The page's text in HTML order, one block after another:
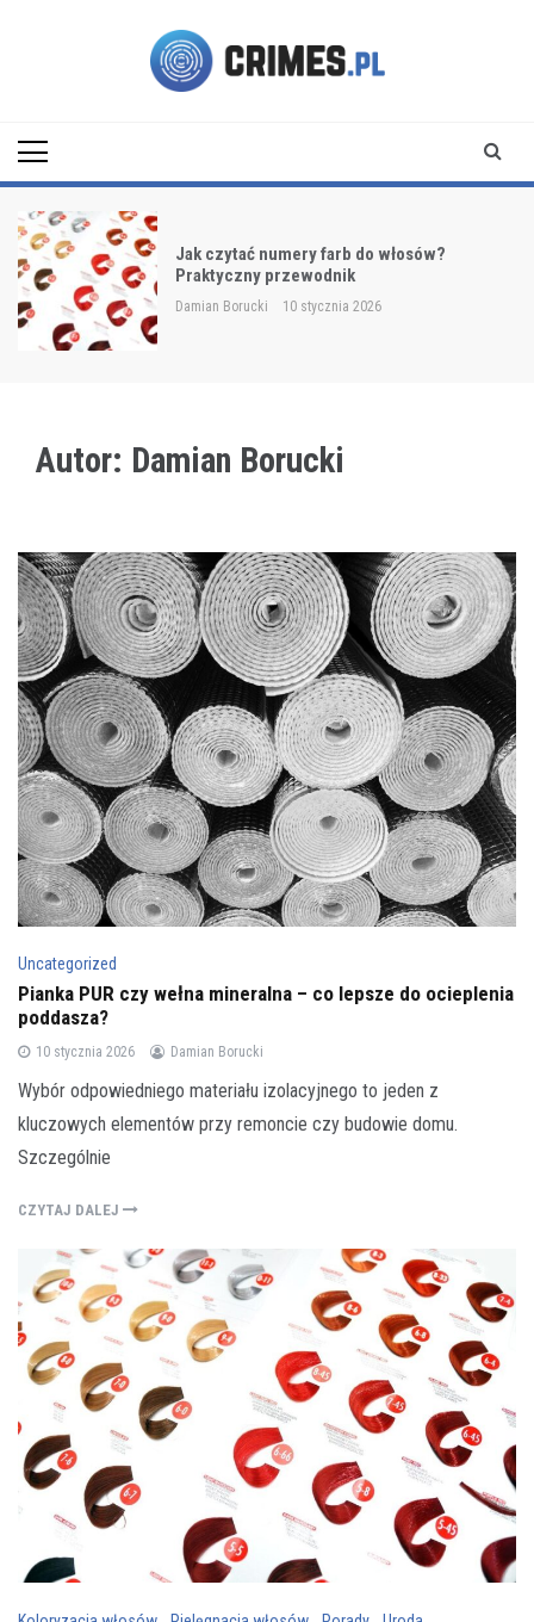
Jak czytać numery farb do włosów?
Praktyczny przewodnik
Damian Borucki 10 stycznia 2026
Autor: Damian Borucki
Uncategorized
Pianka PUR czy wełna mineralna – co lepsze do ocieplenia
poddasza?
10 stycznia 2026 Damian Borucki
Wybór odpowiedniego materiału izolacyjnego to jeden z
kluczowych elementów przy remoncie czy budowie domu.
Szczególnie
CZYTAJ DALEJ